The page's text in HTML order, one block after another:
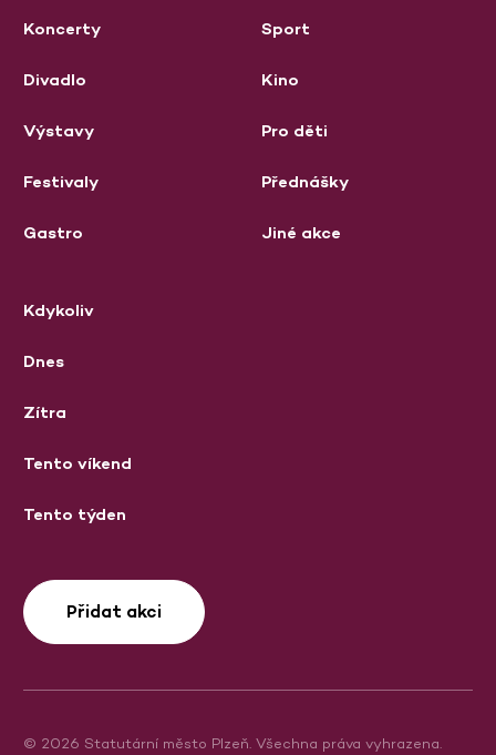
Koncerty
Divadlo
Výstavy
Festivaly
Gastro
Sport
Kino
Pro děti
Přednášky
Jiné akce
Kdykoliv
Dnes
Zítra
Tento víkend
Tento týden
Přidat akci
© 2026 Statutární město Plzeň. Všechna práva vyhrazena.